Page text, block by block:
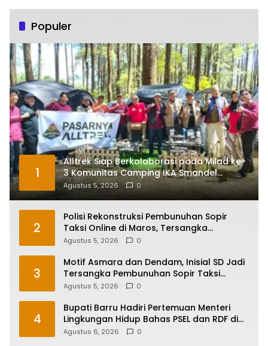
Populer
1
Alltrek Siap Berkolaborasi pada Milad ke-
3 Komunitas Camping IKA Smandel
Makassar di Malino
Agustus 5, 2026 0
2
Polisi Rekonstruksi Pembunuhan Sopir
Taksi Online di Maros, Tersangka
Peragakan 24 Adegan
Agustus 5, 2026 0
3
Motif Asmara dan Dendam, Inisial SD Jadi
Tersangka Pembunuhan Sopir Taksi
Online di Maros
Agustus 5, 2026 0
4
Bupati Barru Hadiri Pertemuan Menteri
Lingkungan Hidup Bahas PSEL dan RDF di
Sulsel
Agustus 6, 2026 0